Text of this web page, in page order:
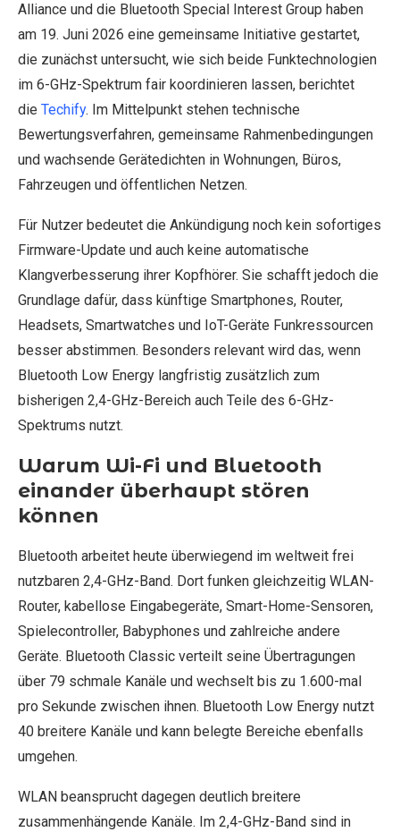
Alliance und die Bluetooth Special Interest Group haben
am 19. Juni 2026 eine gemeinsame Initiative gestartet,
die zunächst untersucht, wie sich beide Funktechnologien
im 6-GHz-Spektrum fair koordinieren lassen, berichtet
die Techify. Im Mittelpunkt stehen technische
Bewertungsverfahren, gemeinsame Rahmenbedingungen
und wachsende Gerätedichten in Wohnungen, Büros,
Fahrzeugen und öffentlichen Netzen.
Für Nutzer bedeutet die Ankündigung noch kein sofortiges
Firmware-Update und auch keine automatische
Klangverbesserung ihrer Kopfhörer. Sie schafft jedoch die
Grundlage dafür, dass künftige Smartphones, Router,
Headsets, Smartwatches und IoT-Geräte Funkressourcen
besser abstimmen. Besonders relevant wird das, wenn
Bluetooth Low Energy langfristig zusätzlich zum
bisherigen 2,4-GHz-Bereich auch Teile des 6-GHz-
Spektrums nutzt.
Warum Wi-Fi und Bluetooth
einander überhaupt stören
können
Bluetooth arbeitet heute überwiegend im weltweit frei
nutzbaren 2,4-GHz-Band. Dort funken gleichzeitig WLAN-
Router, kabellose Eingabegeräte, Smart-Home-Sensoren,
Spielecontroller, Babyphones und zahlreiche andere
Geräte. Bluetooth Classic verteilt seine Übertragungen
über 79 schmale Kanäle und wechselt bis zu 1.600-mal
pro Sekunde zwischen ihnen. Bluetooth Low Energy nutzt
40 breitere Kanäle und kann belegte Bereiche ebenfalls
umgehen.
WLAN beansprucht dagegen deutlich breitere
zusammenhängende Kanäle. Im 2,4-GHz-Band sind in